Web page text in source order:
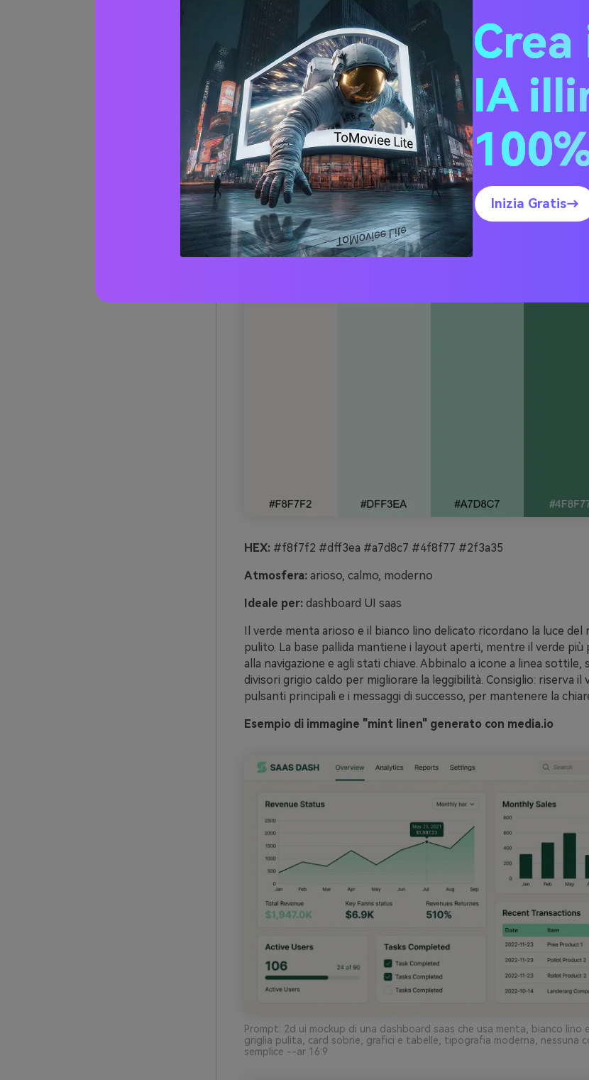
mentre i verdi primavera vivaci sono energici e digitali.
Come sistema, bianco + verde è facile da scalare: il bianco
verdi medi definiscono sezioni e componenti e i verdi scuri
per testo, icone e CTA.
20+ Idee per Palette di
Verde (con Codici HEX)
1) Mint Linen
HEX:#f8f7f2 #dff3ea #a7d8c7 #4f8f77 #2f3a35
Atmosfera:arioso, calmo, moderno
Ideale per:dashboard UI saas
Il verde menta arioso e il bianco lino delicato ricordano la luce
pulito. La base pallida mantiene i layout aperti, mentre il verde
alla navigazione e agli stati chiave. Abbinalo a icone a linea sottile,
divisori grigio caldo per migliorare la leggibilità. Consiglio: riserva il
pulsanti principali e i messaggi di successo, per mantenere la
Esempio di immagine "mint linen" generato con media.io
Prompt: 2d ui mockup di una dashboard saas che usa menta, bianco lino
griglia pulita, card sobrie, grafici e tabelle, tipografia moderna, nessuna
semplice --ar 16:9
IA
Inizia Gratis→